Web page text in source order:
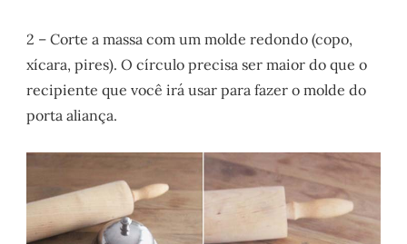
2 – Corte a massa com um molde redondo (copo,
xícara, pires). O círculo precisa ser maior do que o
recipiente que você irá usar para fazer o molde do
porta aliança.